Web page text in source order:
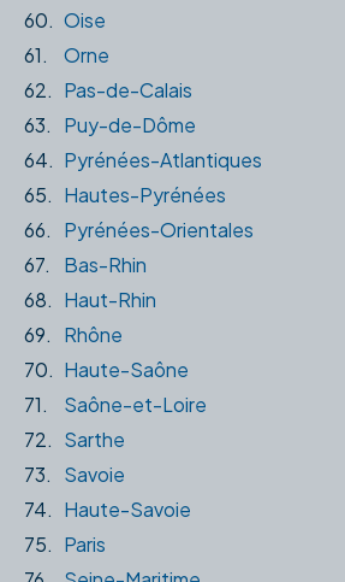
60. Oise
61.
Orne
62. Pas-de-Calais
63.
Puy-de-Dôme
64. Pyrénées-Atlantiques
65. Hautes-Pyrénées
66.
Pyrénées-Orientales
67.
Bas-Rhin
68. Haut-Rhin
69.
Rhône
70. Haute-Saône
71.
Saône-et-Loire
72. Sarthe
73.
Savoie
74. Haute-Savoie
75. Paris